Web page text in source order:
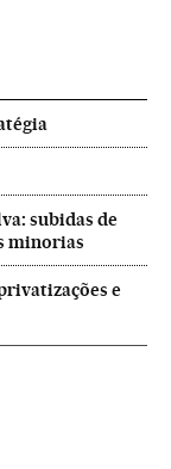
subidas de
minorias
e